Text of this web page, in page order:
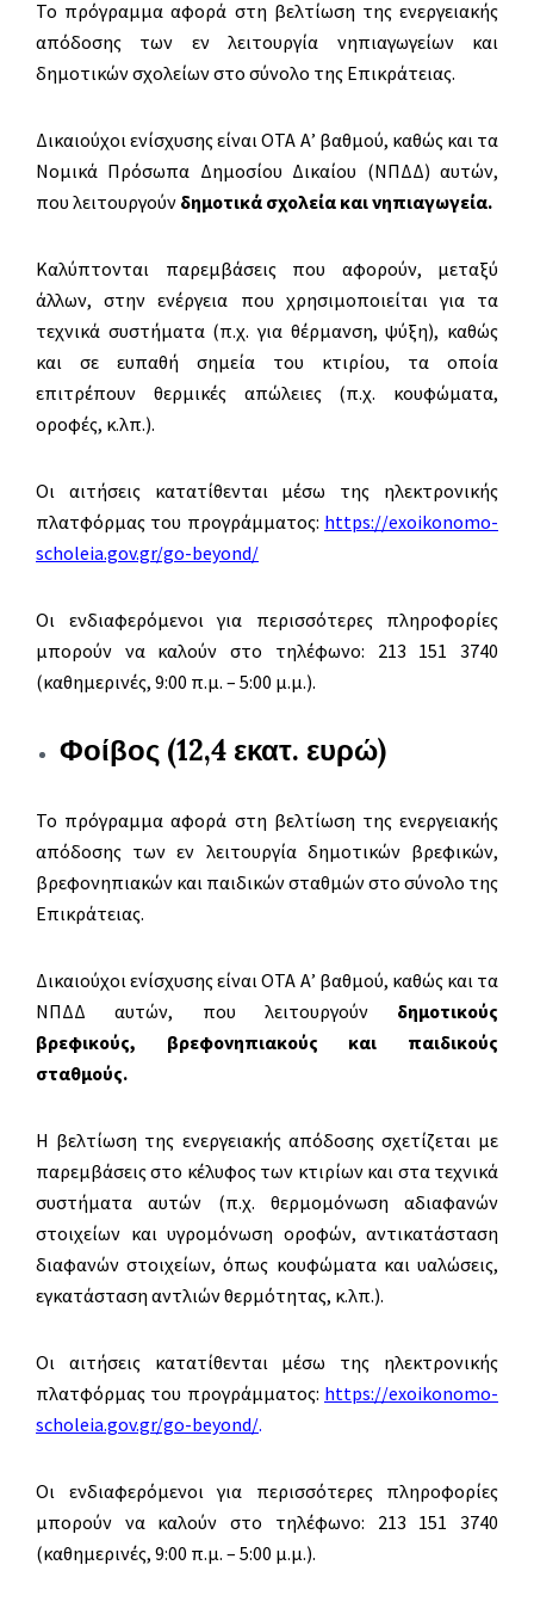
Το πρόγραμμα αφορά στη βελτίωση της ενεργειακής
απόδοσης των εν λειτουργία νηπιαγωγείων και
δημοτικών σχολείων στο σύνολο της Επικράτειας.
Δικαιούχοι ενίσχυσης είναι ΟΤΑ Α’ βαθμού, καθώς και τα
Νομικά Πρόσωπα Δημοσίου Δικαίου (ΝΠΔΔ) αυτών,
που λειτουργούν δημοτικά σχολεία και νηπιαγωγεία.
Καλύπτονται παρεμβάσεις που αφορούν, μεταξύ
άλλων, στην ενέργεια που χρησιμοποιείται για τα
τεχνικά συστήματα (π.χ. για θέρμανση, ψύξη), καθώς
και σε ευπαθή σημεία του κτιρίου, τα οποία
επιτρέπουν θερμικές απώλειες (π.χ. κουφώματα,
οροφές, κ.λπ.).
Οι αιτήσεις κατατίθενται μέσω της ηλεκτρονικής
πλατφόρμας του προγράμματος: https://exoikonomo-
scholeia.gov.gr/go-beyond/
Οι ενδιαφερόμενοι για περισσότερες πληροφορίες
μπορούν να καλούν στο τηλέφωνο: 213 151 3740
(καθημερινές, 9:00 π.μ. – 5:00 μ.μ.).
Φοίβος (12,4 εκατ. ευρώ)
Το πρόγραμμα αφορά στη βελτίωση της ενεργειακής
απόδοσης των εν λειτουργία δημοτικών βρεφικών,
βρεφονηπιακών και παιδικών σταθμών στο σύνολο της
Επικράτειας.
Δικαιούχοι ενίσχυσης είναι ΟΤΑ Α’ βαθμού, καθώς και τα
ΝΠΔΔ αυτών, που λειτουργούν δημοτικούς
βρεφικούς, βρεφονηπιακούς και παιδικούς
σταθμούς.
Η βελτίωση της ενεργειακής απόδοσης σχετίζεται με
παρεμβάσεις στο κέλυφος των κτιρίων και στα τεχνικά
συστήματα αυτών (π.χ. θερμομόνωση αδιαφανών
στοιχείων και υγρομόνωση οροφών, αντικατάσταση
διαφανών στοιχείων, όπως κουφώματα και υαλώσεις,
εγκατάσταση αντλιών θερμότητας, κ.λπ.).
Οι αιτήσεις κατατίθενται μέσω της ηλεκτρονικής
πλατφόρμας του προγράμματος: https://exoikonomo-
scholeia.gov.gr/go-beyond/.
Οι ενδιαφερόμενοι για περισσότερες πληροφορίες
μπορούν να καλούν στο τηλέφωνο: 213 151 3740
(καθημερινές, 9:00 π.μ. – 5:00 μ.μ.).